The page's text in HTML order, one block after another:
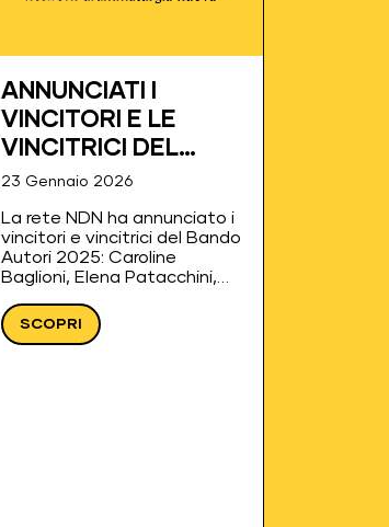
ANNUNCIATI I
VINCITORI E LE
VINCITRICI DEL
BANDO AUTORI
2025
23 Gennaio 2026
La rete NDN ha annunciato i
vincitori e vincitrici del Bando
Autori 2025: Caroline
Baglioni, Elena Patacchini,
Garozzo, Matteo Vignati e
Natalia Guerrieri. I tre autori
SCOPRI